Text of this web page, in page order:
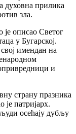
духовна прилика
зла.
је описао Светог
у Бугарској.
имендан на
и
страну празника
је патријарх.
осећају дубљу